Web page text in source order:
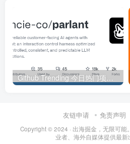
Github Trending 今日热门项目 | 2025-09-06
友链申请 免责声明
Copyright © 2024 · 出海掘金，无限可能
业者、海外自媒体提供最